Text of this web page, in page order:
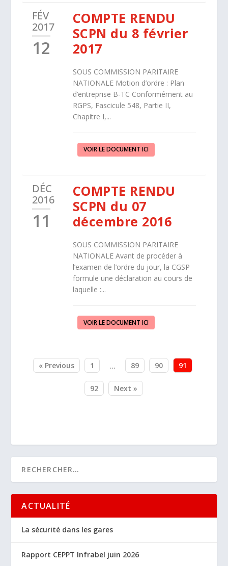
FÉV
2017
12
COMPTE RENDU
SCPN du 8 février
2017
SOUS COMMISSION PARITAIRE
NATIONALE Motion d’ordre : Plan
d’entreprise B-TC Conformément au
RGPS, Fascicule 548, Partie II,
Chapitre I,...
VOIR LE DOCUMENT ICI
DÉC
2016
11
COMPTE RENDU
SCPN du 07
décembre 2016
SOUS COMMISSION PARITAIRE
NATIONALE Avant de procéder à
l’examen de l’ordre du jour, la CGSP
formule une déclaration au cours de
laquelle :...
VOIR LE DOCUMENT ICI
« Previous 1 … 89 90 91
92 Next »
ACTUALITÉ
La sécurité dans les gares
Rapport CEPPT Infrabel juin 2026